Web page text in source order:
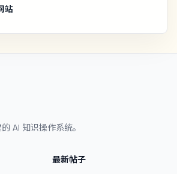
站
AI 知识操作系统。
最新帖子